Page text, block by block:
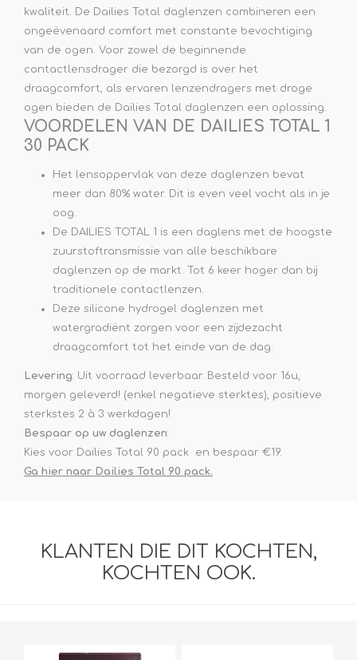
kwaliteit. De Dailies Total daglenzen combineren een
ongeëvenaard comfort met constante bevochtiging
van de ogen. Voor zowel de beginnende
contactlensdrager die bezorgd is over het
draagcomfort, als ervaren lenzendragers met droge
ogen bieden de Dailies Total daglenzen een oplossing.
VOORDELEN VAN DE DAILIES TOTAL 1
30 PACK
Het lensoppervlak van deze daglenzen bevat
meer dan 80% water. Dit is even veel vocht als in je
oog.
De DAILIES TOTAL 1 is een daglens met de hoogste
zuurstoftransmissie van alle beschikbare
daglenzen op de markt. Tot 6 keer hoger dan bij
traditionele contactlenzen.
Deze silicone hydrogel daglenzen met
watergradiënt zorgen voor een zijdezacht
draagcomfort tot het einde van de dag.
Levering: Uit voorraad leverbaar. Besteld voor 16u,
morgen geleverd! (enkel negatieve sterktes), positieve
sterkstes 2 à 3 werkdagen!
Bespaar op uw daglenzen:
Kies voor Dailies Total 90 pack en bespaar €19.
Ga hier naar Dailies Total 90 pack.
KLANTEN DIE DIT KOCHTEN,
KOCHTEN OOK.